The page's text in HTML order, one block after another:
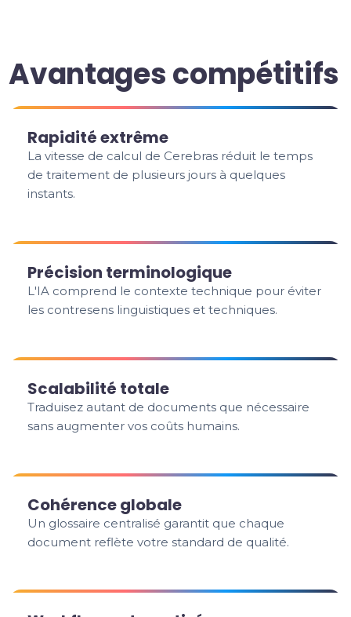
Avantages compétitifs
Rapidité extrême
La vitesse de calcul de Cerebras réduit le temps
de traitement de plusieurs jours à quelques
instants.
Précision terminologique
L'IA comprend le contexte technique pour éviter
les contresens linguistiques et techniques.
Scalabilité totale
Traduisez autant de documents que nécessaire
sans augmenter vos coûts humains.
Cohérence globale
Un glossaire centralisé garantit que chaque
document reflète votre standard de qualité.